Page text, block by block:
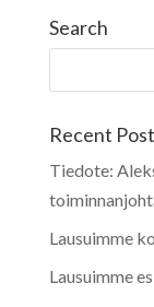
Search
Recent
Tiedote:
Lausuimme
Lausuimme